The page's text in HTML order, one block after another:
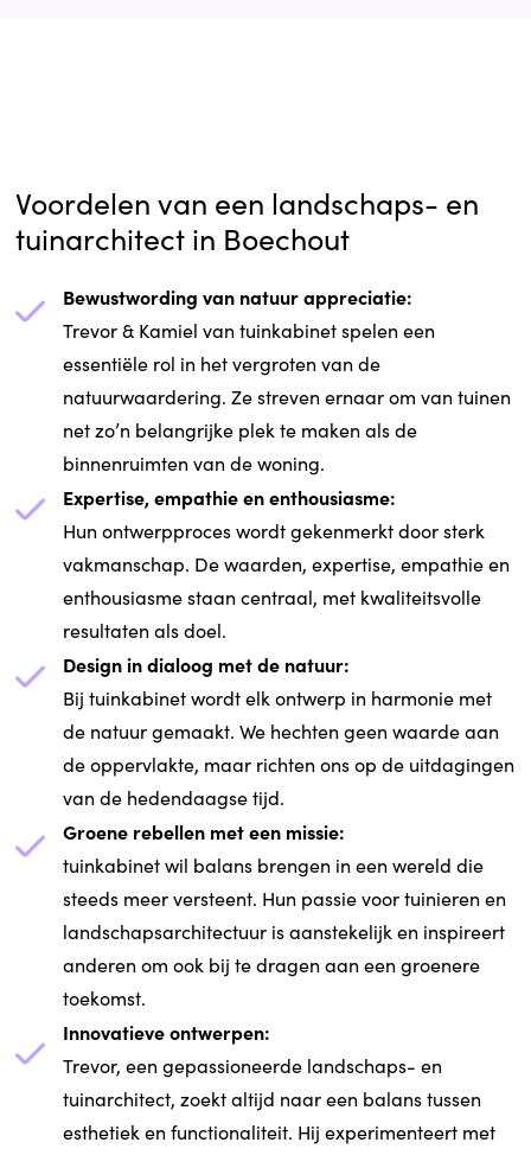
Voordelen van een landschaps- en
tuinarchitect in Boechout
Bewustwording van natuur appreciatie:
Trevor & Kamiel van tuinkabinet spelen een
essentiële rol in het vergroten van de
natuurwaardering. Ze streven ernaar om van tuinen
net zo’n belangrijke plek te maken als de
binnenruimten van de woning.
Expertise, empathie en enthousiasme:
Hun ontwerpproces wordt gekenmerkt door sterk
vakmanschap. De waarden, expertise, empathie en
enthousiasme staan centraal, met kwaliteitsvolle
resultaten als doel.
Design in dialoog met de natuur:
Bij tuinkabinet wordt elk ontwerp in harmonie met
de natuur gemaakt. We hechten geen waarde aan
de oppervlakte, maar richten ons op de uitdagingen
van de hedendaagse tijd.
Groene rebellen met een missie:
tuinkabinet wil balans brengen in een wereld die
steeds meer versteent. Hun passie voor tuinieren en
landschapsarchitectuur is aanstekelijk en inspireert
anderen om ook bij te dragen aan een groenere
toekomst.
Innovatieve ontwerpen:
Trevor, een gepassioneerde landschaps- en
tuinarchitect, zoekt altijd naar een balans tussen
esthetiek en functionaliteit. Hij experimenteert met